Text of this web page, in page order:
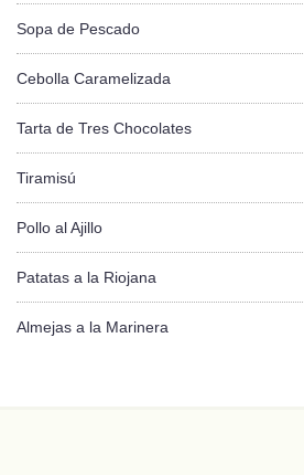
Sopa de Pescado
Cebolla Caramelizada
Tarta de Tres Chocolates
Tiramisú
Pollo al Ajillo
Patatas a la Riojana
Almejas a la Marinera